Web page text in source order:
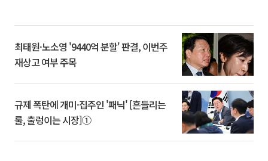
최태원·노소영 '9440억 분할' 판결, 이번주
재상고 여부 주목
규제 폭탄에 개미·집주인 '패닉' [흔들리는
룰, 출렁이는 시장]①